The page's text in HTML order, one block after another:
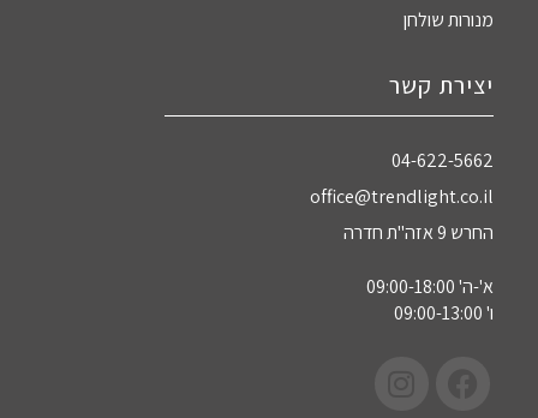
מנורות שולחן
יצירת קשר
04-622-5662‏
office@trendlight.co.il
החרש 9 אזה"ת חדרה
א'-ה' 09:00-18:00
ו' 09:00-13:00